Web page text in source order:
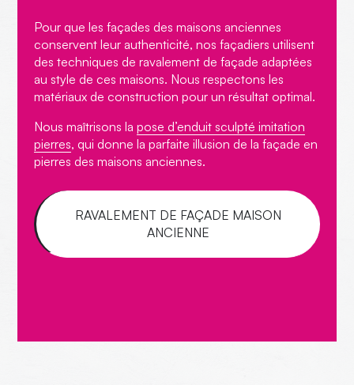
Pour que les façades des maisons anciennes
conservent leur authenticité, nos façadiers utilisent
des techniques de ravalement de façade adaptées
au style de ces maisons. Nous respectons les
matériaux de construction pour un résultat optimal.
Nous maîtrisons la pose d’enduit sculpté imitation
pierres, qui donne la parfaite illusion de la façade en
pierres des maisons anciennes.
RAVALEMENT DE FAÇADE MAISON
ANCIENNE